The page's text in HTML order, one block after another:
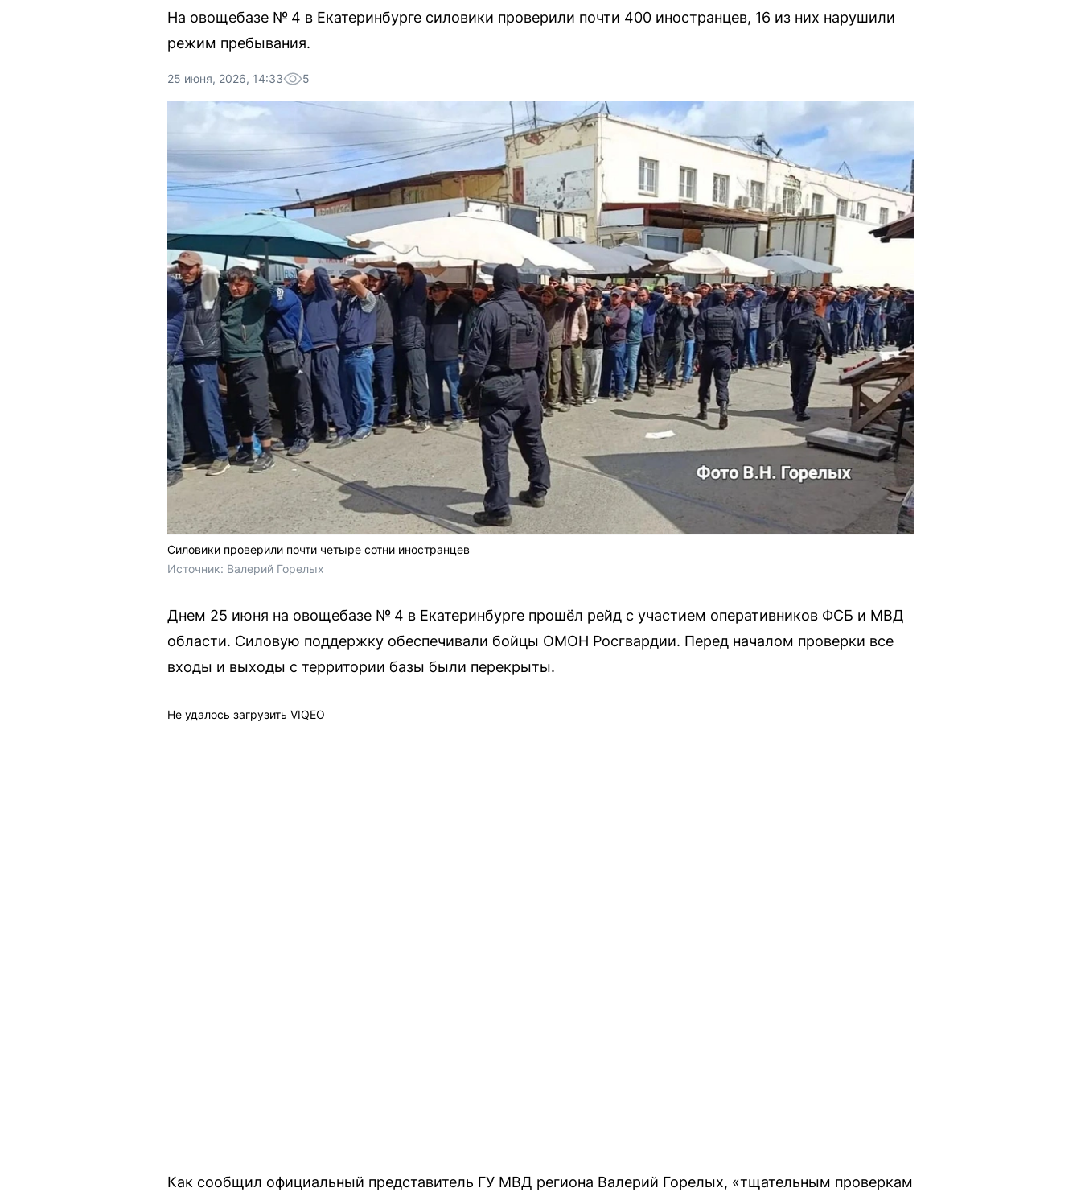
На овощебазе № 4 в Екатеринбурге силовики проверили почти 400 иностранцев, 16 из них нарушили
режим пребывания.
25 июня, 2026, 14:33 5
Силовики проверили почти четыре сотни иностранцев
Источник: Валерий Горелых
Днем 25 июня на овощебазе № 4 в Екатеринбурге прошёл рейд с участием оперативников ФСБ и МВД
области. Силовую поддержку обеспечивали бойцы ОМОН Росгвардии. Перед началом проверки все
входы и выходы с территории базы были перекрыты.
Не удалось загрузить VIQEO
Как сообщил официальный представитель ГУ МВД региона Валерий Горелых, «тщательным проверкам